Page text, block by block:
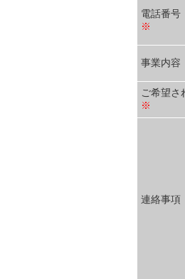
電話番号
※
事業内容
ご希望さ
※
連絡事項